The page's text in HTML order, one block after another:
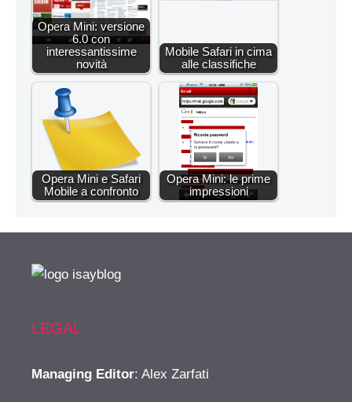
Opera Mini: versione
6.0 con
interessantissime
novità
Mobile Safari in cima
alle classifiche
Opera Mini e Safari
Mobile a confronto
Opera Mini: le prime
impressioni
LEGAL
Managing Editor: Alex Zarfati